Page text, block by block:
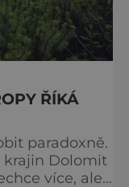
ŘÍKÁ
paradoxně.
krajin Dolomit
více, ale